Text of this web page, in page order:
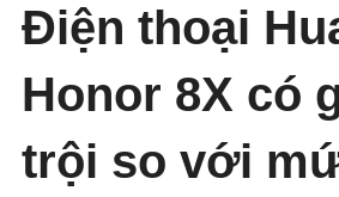
Điện thoại
Honor 8X có
trội so với